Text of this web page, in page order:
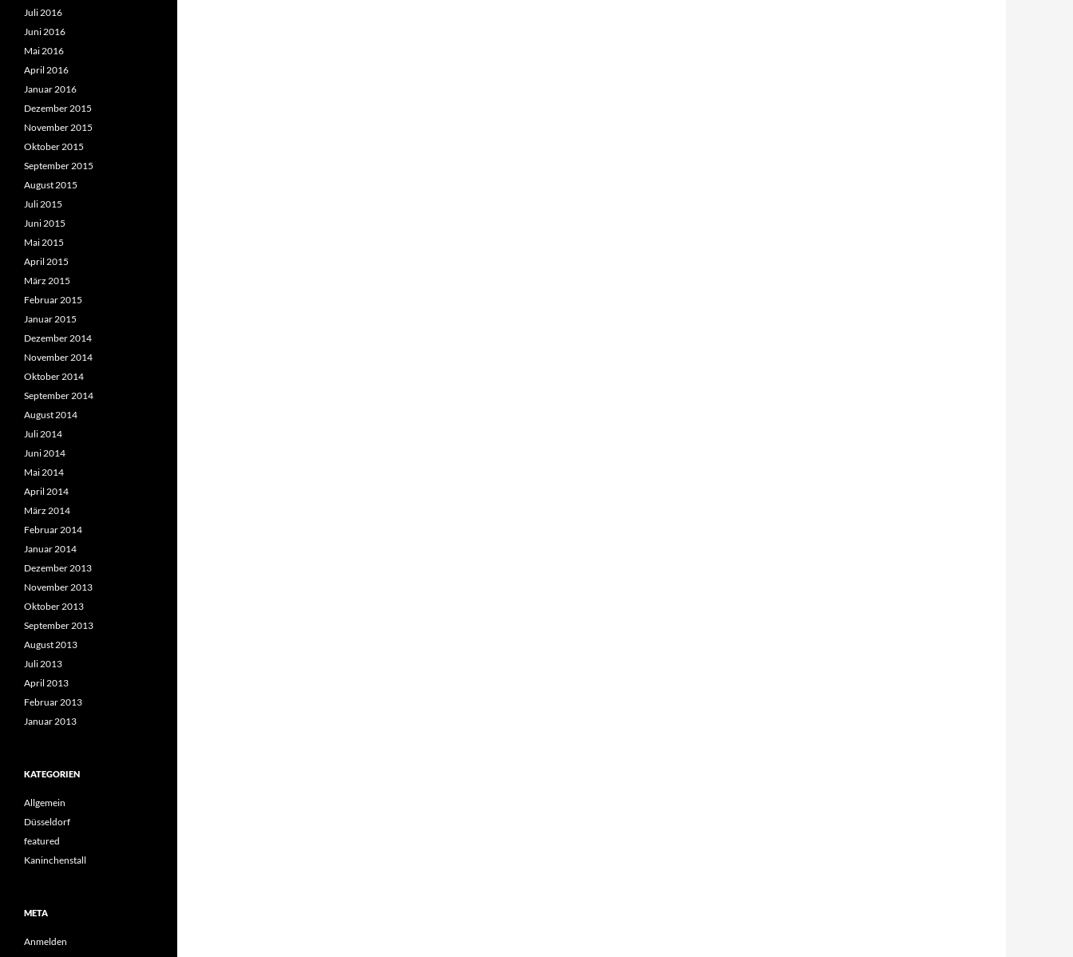
Juli 2016
Juni 2016
Mai 2016
April 2016
Januar 2016
Dezember 2015
November 2015
Oktober 2015
September 2015
August 2015
Juli 2015
Juni 2015
Mai 2015
April 2015
März 2015
Februar 2015
Januar 2015
Dezember 2014
November 2014
Oktober 2014
September 2014
August 2014
Juli 2014
Juni 2014
Mai 2014
April 2014
März 2014
Februar 2014
Januar 2014
Dezember 2013
November 2013
Oktober 2013
September 2013
August 2013
Juli 2013
April 2013
Februar 2013
Januar 2013
KATEGORIEN
Allgemein
Düsseldorf
featured
Kaninchenstall
META
Anmelden